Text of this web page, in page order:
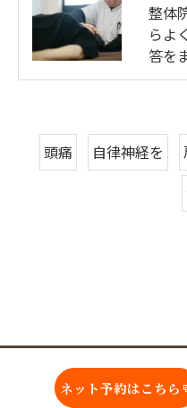
整体
らよ
答を
頭痛 自律神経を
ネット予約はこちら